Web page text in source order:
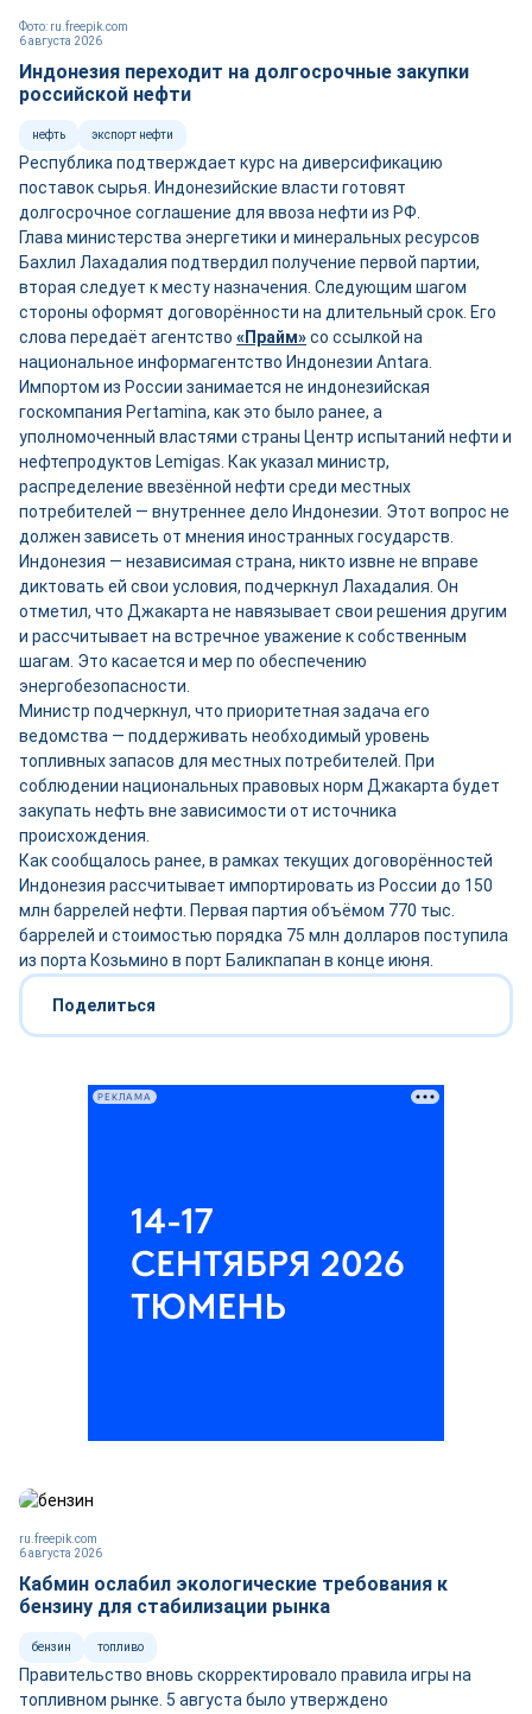
6 августа 2026
Фото: ru.freepik.com
Индонезия переходит на долгосрочные закупки
российской нефти
нефть экспорт нефти
Республика подтверждает курс на диверсификацию
поставок сырья. Индонезийские власти готовят
долгосрочное соглашение для ввоза нефти из РФ.
Глава министерства энергетики и минеральных ресурсов
Бахлил Лахадалия подтвердил получение первой партии,
вторая следует к месту назначения. Следующим шагом
стороны оформят договорённости на длительный срок. Его
слова передаёт агентство «Прайм»со ссылкой на
национальное информагентство Индонезии Antara.
Импортом из России занимается не индонезийская
госкомпания Pertamina, как это было ранее, а
уполномоченный властями страны Центр испытаний нефти и
нефтепродуктов Lemigas. Как указал министр,
распределение ввезённой нефти среди местных
потребителей — внутреннее дело Индонезии. Этот вопрос не
должен зависеть от мнения иностранных государств.
Индонезия — независимая страна, никто извне не вправе
диктовать ей свои условия, подчеркнул Лахадалия. Он
отметил, что Джакарта не навязывает свои решения другим
и рассчитывает на встречное уважение к собственным
шагам. Это касается и мер по обеспечению
энергобезопасности.
Министр подчеркнул, что приоритетная задача его
ведомства — поддерживать необходимый уровень
топливных запасов для местных потребителей. При
соблюдении национальных правовых норм Джакарта будет
закупать нефть вне зависимости от источника
происхождения.
Как сообщалось ранее, в рамках текущих договорённостей
Индонезия рассчитывает импортировать из России до 150
млн баррелей нефти. Первая партия объёмом 770 тыс.
баррелей и стоимостью порядка 75 млн долларов поступила
из порта Козьмино в порт Баликпапан в конце июня.
Поделиться
6 августа 2026
ru.freepik.com
Кабмин ослабил экологические требования к
бензину для стабилизации рынка
бензин топливо
Правительство вновь скорректировало правила игры на
топливном рынке. 5 августа было утверждено
РЕКЛАМА